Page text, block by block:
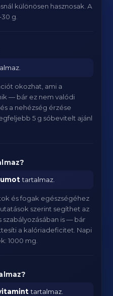
különösen hasznosak. A
g.
okozhat, ami a
— bár ez nem valódi
a nehézség érzése
5 g sóbevitelt ajánl
tartalmaz.
és fogak egészségéhez
szerint segíthet az
szabályozásában is — bár
a kalóriadeficitet. Napi
1000 mg.
tartalmaz.